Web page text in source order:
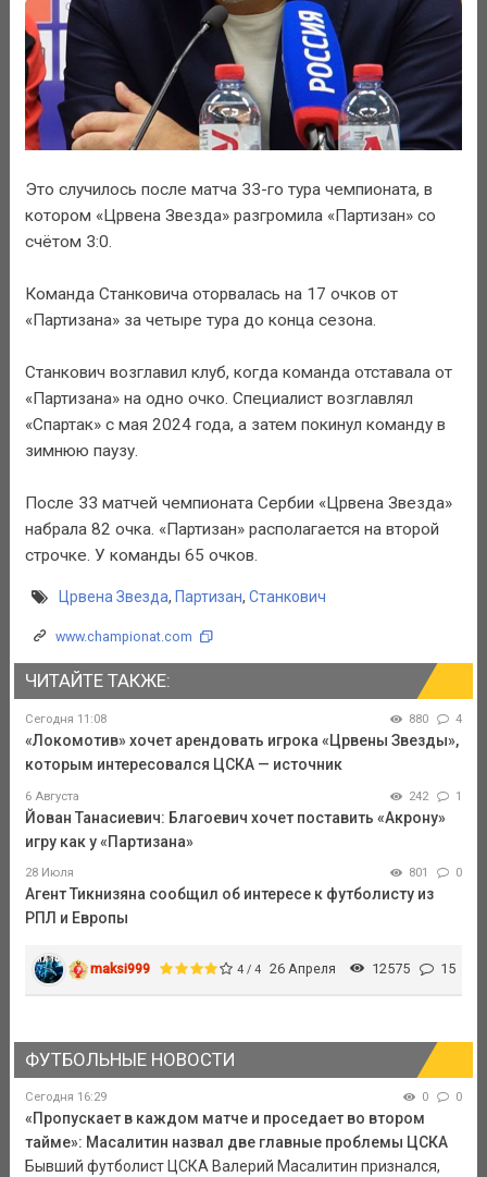
Это случилось после матча 33-го тура чемпионата, в
котором «Црвена Звезда» разгромила «Партизан» со
счётом 3:0.
Команда Станковича оторвалась на 17 очков от
«Партизана» за четыре тура до конца сезона.
Станкович возглавил клуб, когда команда отставала от
«Партизана» на одно очко. Специалист возглавлял
«Спартак» с мая 2024 года, а затем покинул команду в
зимнюю паузу.
После 33 матчей чемпионата Сербии «Црвена Звезда»
набрала 82 очка. «Партизан» располагается на второй
строчке. У команды 65 очков.
Црвена Звезда, Партизан, Станкович
www.championat.com
ЧИТАЙТЕ ТАКЖЕ:
Сегодня 11:08 880 4
«Локомотив» хочет арендовать игрока «Црвены Звезды»,
которым интересовался ЦСКА — источник
6 Августа 242 1
Йован Танасиевич: Благоевич хочет поставить «Акрону»
игру как у «Партизана»
28 Июля 801 0
Агент Тикнизяна сообщил об интересе к футболисту из
РПЛ и Европы
maksi999 4 / 4 26 Апреля 12575 15
ФУТБОЛЬНЫЕ НОВОСТИ
Сегодня 16:29 0 0
«Пропускает в каждом матче и проседает во втором
тайме»: Масалитин назвал две главные проблемы ЦСКА
Бывший футболист ЦСКА Валерий Масалитин признался,